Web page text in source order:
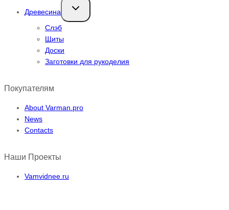
Древесина
Переключить
дочернее
Слэб
Щиты
Доски
Заготовки для рукоделия
Покупателям
About Varman.pro
News
Contacts
Наши Проекты
Vamvidnee.ru